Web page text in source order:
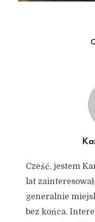
12 stycznia
Autor:
Cześć, jestem
lat
generalnie
bez końca.